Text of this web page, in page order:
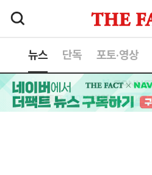
뉴스 단독 포토·영상